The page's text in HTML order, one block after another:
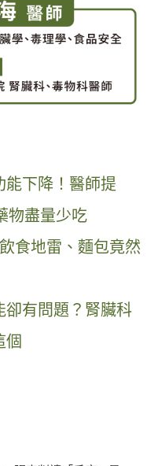
能下降！醫師提
物盡量少吃
食地雷、麵包竟然
卻有問題？腎臟科
個